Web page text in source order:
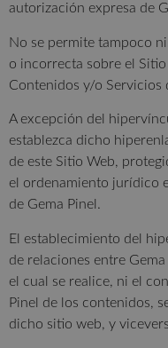
autorización expresa de
No se permite tampoco
o incorrecta sobre el
Contenidos y/o Servicios
A excepción del
establezca dicho
de este Sitio Web,
el ordenamiento jurídico
de Gema Pinel.
El establecimiento del
de relaciones entre
el cual se realice, ni el
Pinel de los contenidos,
dicho sitio web, y